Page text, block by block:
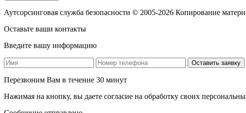
Аутсорсинговая служба безопасности © 2005-2026 Копирование
Оставьте ваши контакты
Введите вашу информацию
Оставить заявку
Перезвоним Вам в течение 30 минут
Нажимая на кнопку, вы даете согласие на обработку своих